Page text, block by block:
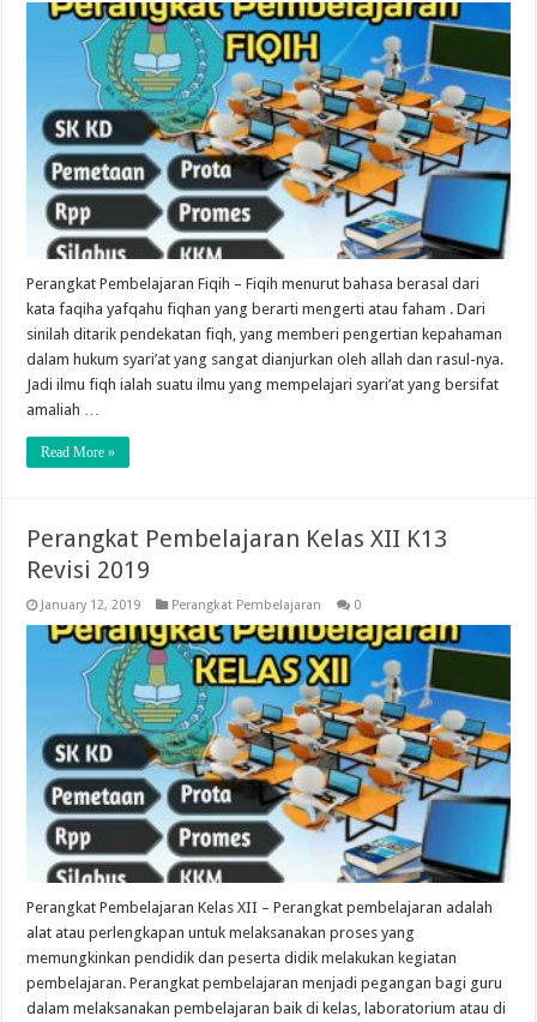
Perangkat Pembelajaran Fiqih – Fiqih menurut bahasa berasal dari
kata faqiha yafqahu fiqhan yang berarti mengerti atau faham . Dari
sinilah ditarik pendekatan fiqh, yang memberi pengertian kepahaman
dalam hukum syari’at yang sangat dianjurkan oleh allah dan rasul-nya.
Jadi ilmu fiqh ialah suatu ilmu yang mempelajari syari’at yang bersifat
amaliah …
Read More »
Perangkat Pembelajaran Kelas XII K13
Revisi 2019
January 12, 2019 Perangkat Pembelajaran 0
Perangkat Pembelajaran Kelas XII – Perangkat pembelajaran adalah
alat atau perlengkapan untuk melaksanakan proses yang
memungkinkan pendidik dan peserta didik melakukan kegiatan
pembelajaran. Perangkat pembelajaran menjadi pegangan bagi guru
dalam melaksanakan pembelajaran baik di kelas, laboratorium atau di